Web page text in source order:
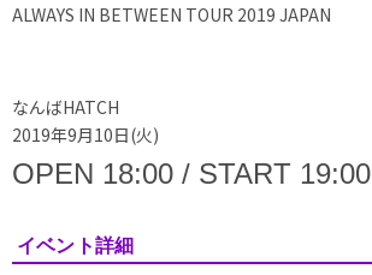
ALWAYS IN BETWEEN TOUR 2019 JAPAN
なんばHATCH
2019年9月10日(火)
OPEN 18:00 / START 19:00
イベント詳細